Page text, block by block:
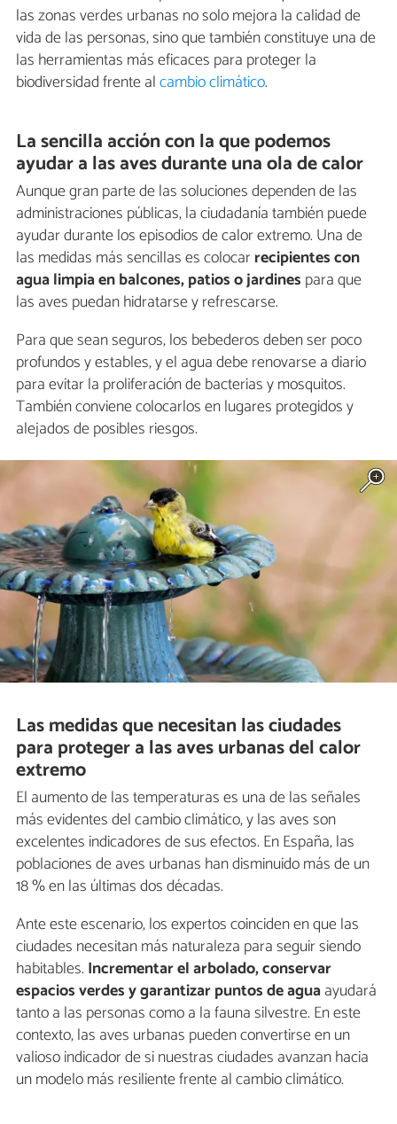
las zonas verdes urbanas no solo mejora la calidad de
vida de las personas, sino que también constituye una de
las herramientas más eficaces para proteger la
biodiversidad frente alcambio climático.
La sencilla acción con la que podemos
ayudar a las aves durante una ola de calor
Aunque gran parte de las soluciones dependen de las
administraciones públicas, la ciudadanía también puede
ayudar durante los episodios de calor extremo. Una de
las medidas más sencillas es colocarrecipientes con
agua limpia en balcones, patios o jardines para que
las aves puedan hidratarse y refrescarse.
Para que sean seguros, los bebederos deben ser poco
profundos y estables, y el agua debe renovarse a diario
para evitar la proliferación de bacterias y mosquitos.
También conviene colocarlos en lugares protegidos y
alejados de posibles riesgos.
Las medidas que necesitan las ciudades
para proteger a las aves urbanas del calor
extremo
El aumento de las temperaturas es una de las señales
más evidentes del cambio climático, y las aves son
excelentes indicadores de sus efectos. En España, las
poblaciones de aves urbanas han disminuido más de un
18 % en las últimas dos décadas.
Ante este escenario, los expertos coinciden en que las
ciudades necesitan más naturaleza para seguir siendo
habitables. Incrementar el arbolado, conservar
espacios verdes y garantizar puntos de aguaayudará
tanto a las personas como a la fauna silvestre. En este
contexto, las aves urbanas pueden convertirse en un
valioso indicador de si nuestras ciudades avanzan hacia
un modelo más resiliente frente al cambio climático.